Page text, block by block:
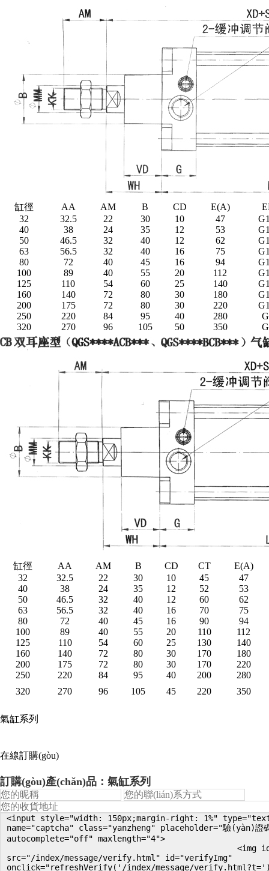
缸徑 AA AM B CD E(A)
32
32.5 22 30 10 47
40
38 24 35 12 53
50
46.5 32 40 12 62
63
56.5 32 40 16 75
80
72 40 45 16 94
100
89 40 55 20 112
125
110 54 60 25 140
160
140 72 80 30 180
200
175 72 80 30 220
250
220 84 95 40 280
320
270 96 105 50 350
缸徑 AA AM B CD CT
E(A)
32
32.5 22 30 10 45
47
40
38 24 35 12 52
53
50
46.5 32 40 12 60
62
63
56.5 32 40 16 70
75
80
72 40 45 16 90
94
100
89 40 55 20 110
112
125
110 54 60 25 130
140
160
140 72 80 30 170
180
200
175 72 80 30 170
220
250
220 84 95 40 200
280
320
270 96 105 45 220 350
氣缸系列
在線訂購(gòu)
訂購(gòu)產(chǎn)品：氣缸系列